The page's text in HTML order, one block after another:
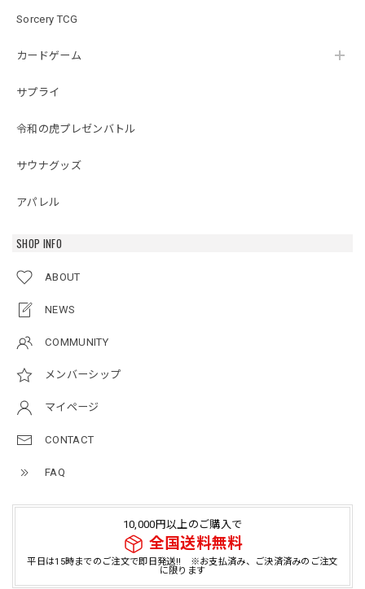
Sorcery TCG
カードゲーム
サプライ
令和の虎プレゼンバトル
サウナグッズ
アパレル
SHOP INFO
ABOUT
NEWS
COMMUNITY
メンバーシップ
マイページ
CONTACT
FAQ
10,000円以上のご購入で
全国送料無料
平日は15時までのご注文で即日発送!! ※お支払済み、ご決済済みのご注文
に限ります